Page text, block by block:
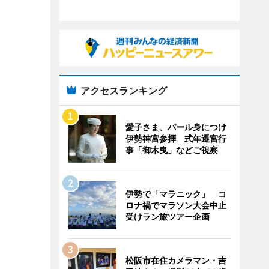
アクセスランキング
愛子さま、パール身につけ
伊勢神宮参拝 式年遷宮行
事「御木曳」などご視察
伊勢で「マラニック」 コ
ロナ禍でマラソン大会中止
受けラン旅ツアー企画
松阪市在住カメラマン・吉